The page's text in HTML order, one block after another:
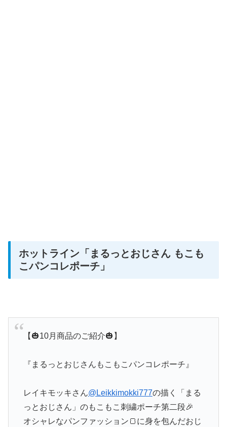
ホットライン 「まるっとおじさん もこも
こパンコレポーチ」
【🎃10月商品のご紹介🎃】
『まるっとおじさんもこもこパンコレポーチ』
レイキモッキさん@Leikkimokki777の描く「まる
っとおじさん」のもこもこ刺繍ポーチ第二段🎉
オシャレなパンファッション🍞に身を包んだおじ